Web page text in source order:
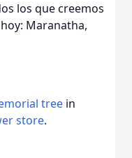
los que creemos
Maranatha,
tree in
store.